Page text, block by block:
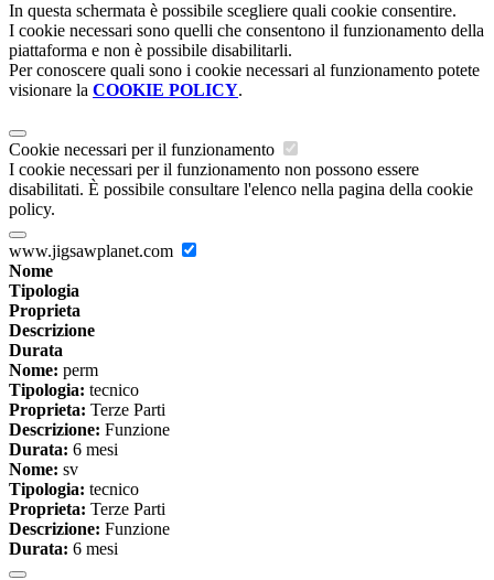
In questa schermata è possibile scegliere quali cookie consentire.
I cookie necessari sono quelli che consentono il funzionamento della
piattaforma e non è possibile disabilitarli.
Per conoscere quali sono i cookie necessari al funzionamento potete
visionare la COOKIE POLICY.
Cookie necessari per il funzionamento
I cookie necessari per il funzionamento non possono essere
disabilitati. È possibile consultare l'elenco nella pagina della cookie
policy.
www.jigsawplanet.com
Nome
Tipologia
Proprieta
Descrizione
Durata
Nome: perm
Tipologia: tecnico
Proprieta: Terze Parti
Descrizione: Funzione
Durata: 6 mesi
Nome: sv
Tipologia: tecnico
Proprieta: Terze Parti
Descrizione: Funzione
Durata: 6 mesi